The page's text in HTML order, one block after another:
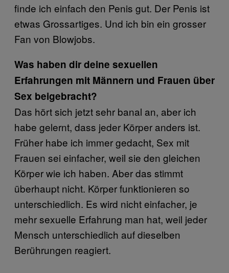
finde ich einfach den Penis gut. Der Penis ist
etwas Grossartiges. Und ich bin ein grosser
Fan von Blowjobs.
Was haben dir deine sexuellen
Erfahrungen mit Männern und Frauen über
Sex beigebracht?
Das hört sich jetzt sehr banal an, aber ich
habe gelernt, dass jeder Körper anders ist.
Früher habe ich immer gedacht, Sex mit
Frauen sei einfacher, weil sie den gleichen
Körper wie ich haben. Aber das stimmt
überhaupt nicht. Körper funktionieren so
unterschiedlich. Es wird nicht einfacher, je
mehr sexuelle Erfahrung man hat, weil jeder
Mensch unterschiedlich auf dieselben
Berührungen reagiert.